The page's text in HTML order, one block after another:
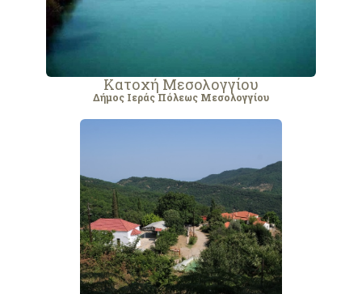
Κατοχή Μεσολογγίου
Δήμος Ιεράς Πόλεως Μεσολογγίου